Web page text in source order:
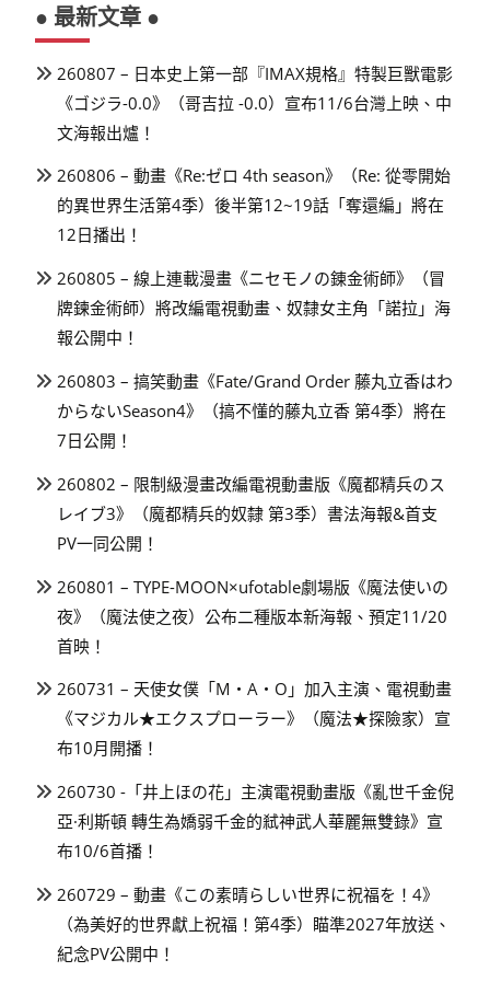
● 最新文章 ●
260807 – 日本史上第一部『IMAX規格』特製巨獸電影
《ゴジラ-0.0》（哥吉拉 -0.0）宣布11/6台灣上映、中
文海報出爐！
260806 – 動畫《Re:ゼロ 4th season》（Re: 從零開始
的異世界生活第4季）後半第12~19話「奪還編」將在
12日播出！
260805 – 線上連載漫畫《ニセモノの錬金術師》（冒
牌鍊金術師）將改編電視動畫、奴隸女主角「諾拉」海
報公開中！
260803 – 搞笑動畫《Fate/Grand Order 藤丸立香はわ
からないSeason4》（搞不懂的藤丸立香 第4季）將在
7日公開！
260802 – 限制級漫畫改編電視動畫版《魔都精兵のス
レイブ3》（魔都精兵的奴隸 第3季）書法海報&首支
PV一同公開！
260801 – TYPE-MOON×ufotable劇場版《魔法使いの
夜》（魔法使之夜）公布二種版本新海報、預定11/20
首映！
260731 – 天使女僕「M・A・O」加入主演、電視動畫
《マジカル★エクスプローラー》（魔法★探險家）宣
布10月開播！
260730 -「井上ほの花」主演電視動畫版《亂世千金倪
亞·利斯頓 轉生為嬌弱千金的弒神武人華麗無雙錄》宣
布10/6首播！
260729 – 動畫《この素晴らしい世界に祝福を！4》
（為美好的世界獻上祝福！第4季）瞄準2027年放送、
紀念PV公開中！